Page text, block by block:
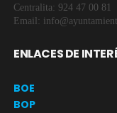
Centralita: 924 47 00 81
Email:
ENLACES DE
BOE
BOP